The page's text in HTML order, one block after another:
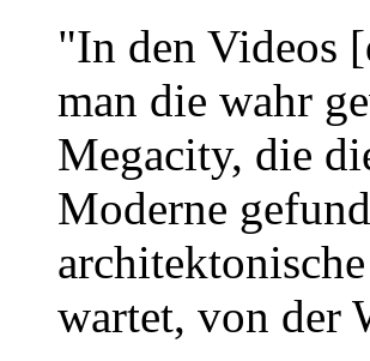
"In den Videos
man die wahr
Megacity, die
Moderne
wartet, von der